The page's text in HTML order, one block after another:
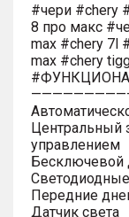
#чери #chery
8 про макс
max #chery 7l
max #chery
Центральный
управлением
Бесключевой
Передние
Датчик света